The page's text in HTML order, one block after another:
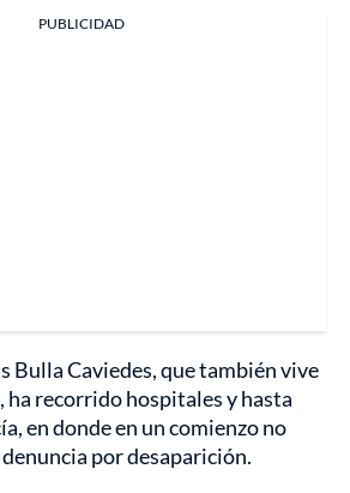
PUBLICIDAD
Bulla Caviedes, que también vive
recorrido hospitales y hasta
en donde en un comienzo no
por desaparición.